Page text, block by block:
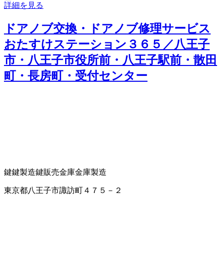
詳細を見る
ドアノブ交換・ドアノブ修理サービス
おたすけステーション３６５／八王子
市・八王子市役所前・八王子駅前・散田
町・長房町・受付センター
鍵鍵製造鍵販売金庫金庫製造
東京都八王子市諏訪町４７５－２